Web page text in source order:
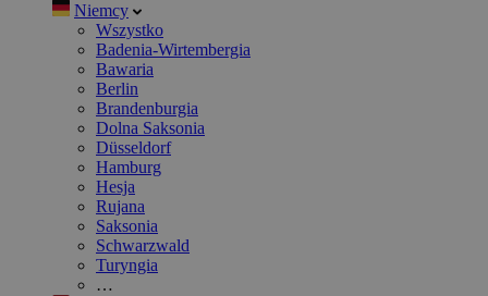
Niemcy
Wszystko
Badenia-Wirtembergia
Bawaria
Berlin
Brandenburgia
Dolna Saksonia
Düsseldorf
Hamburg
Hesja
Rujana
Saksonia
Schwarzwald
Turyngia
…